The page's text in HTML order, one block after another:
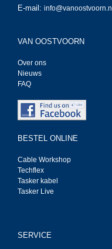
E-mail: info@vanoostvoorn.nl
VAN OOSTVOORN
Over ons
Nieuws
FAQ
BESTEL ONLINE
Cable Workshop
Techflex
Tasker kabel
Tasker Live
SERVICE